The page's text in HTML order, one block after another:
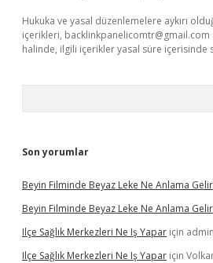
Hukuka ve yasal düzenlemelere aykırı
içerikleri, backlinkpanelicomtr@gmail.com
halinde, ilgili içerikler yasal süre içerisinde
Son yorumlar
Beyin Filminde Beyaz Leke Ne Anlama Gelir
Beyin Filminde Beyaz Leke Ne Anlama Gelir
Ilçe Sağlık Merkezleri Ne Iş Yapar için admin
Ilçe Sağlık Merkezleri Ne Iş Yapar için